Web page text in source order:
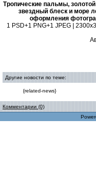
Тропические пальмы,
звездный блеск и море
оформления
1 PSD+1 PNG+1 JPEG |
Другие новости по теме:
{related-news}
Комментарии (0)